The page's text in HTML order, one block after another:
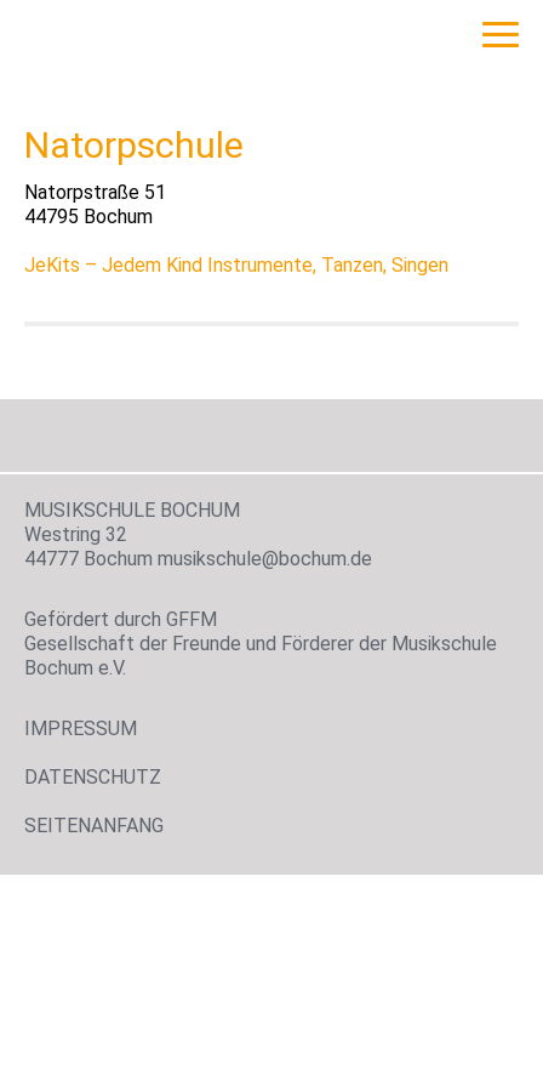
Natorpschule
Natorpstraße 51
44795 Bochum
JeKits – Jedem Kind Instrumente, Tanzen, Singen
MUSIKSCHULE BOCHUM
Westring 32
44777 Bochum musikschule@bochum.de
Gefördert durch GFFM
Gesellschaft der Freunde und Förderer der Musikschule
Bochum e.V.
IMPRESSUM
DATENSCHUTZ
SEITENANFANG